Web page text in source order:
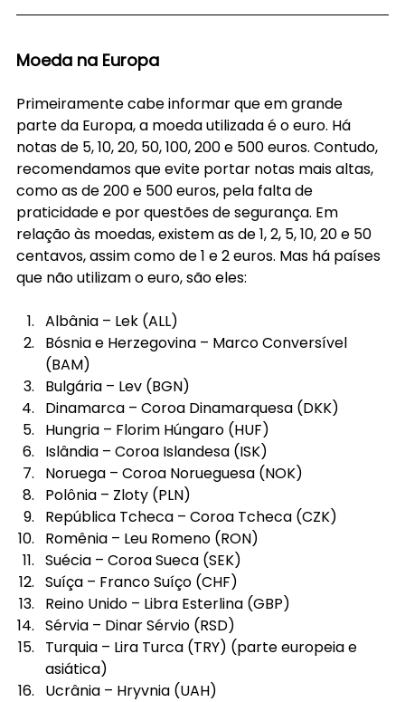
Moeda na Europa
Primeiramente cabe informar que em grande
parte da Europa, a moeda utilizada é o euro. Há
notas de 5, 10, 20, 50, 100, 200 e 500 euros. Contudo,
recomendamos que evite portar notas mais altas,
como as de 200 e 500 euros, pela falta de
praticidade e por questões de segurança. Em
relação às moedas, existem as de 1, 2, 5, 10, 20 e 50
centavos, assim como de 1 e 2 euros. Mas há países
que não utilizam o euro, são eles:
Albânia – Lek (ALL)
Bósnia e Herzegovina – Marco Conversível
(BAM)
Bulgária – Lev (BGN)
Dinamarca – Coroa Dinamarquesa (DKK)
Hungria – Florim Húngaro (HUF)
Islândia – Coroa Islandesa (ISK)
Noruega – Coroa Norueguesa (NOK)
Polônia – Zloty (PLN)
República Tcheca – Coroa Tcheca (CZK)
Romênia – Leu Romeno (RON)
Suécia – Coroa Sueca (SEK)
Suíça – Franco Suíço (CHF)
Reino Unido – Libra Esterlina (GBP)
Sérvia – Dinar Sérvio (RSD)
Turquia – Lira Turca (TRY) (parte europeia e
asiática)
Ucrânia – Hryvnia (UAH)